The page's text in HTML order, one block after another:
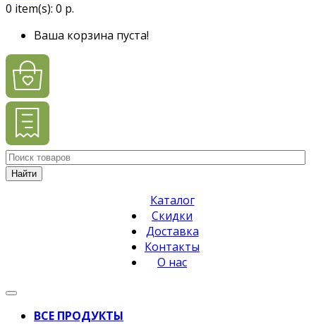
0 item(s): 0 р.
Ваша корзина пуста!
Найти
Каталог
Скидки
Доставка
Контакты
О нас
ВСЕ ПРОДУКТЫ